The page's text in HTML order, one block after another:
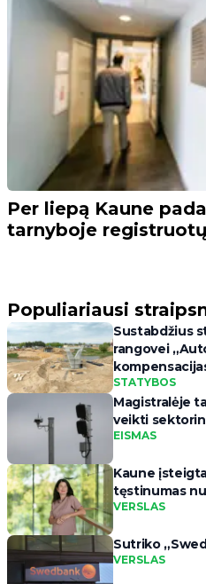
Per liepą Kaune
tarnyboje
Populiariausi
Sustabdžius
rangovei
STATYBOS
Magistralėje
veikti
EISMAS
Kaune
tęstinumas
VERSLAS
Sutriko
VERSLAS